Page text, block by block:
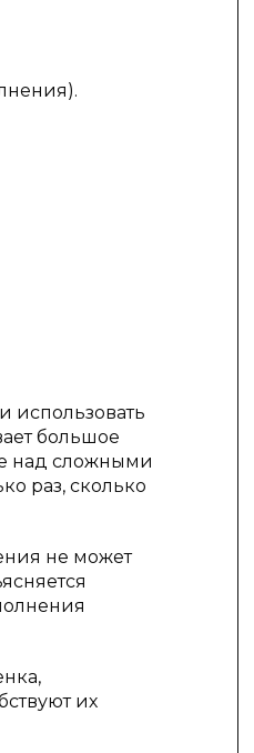
использовать
большое
над сложными
раз, сколько
не может
их